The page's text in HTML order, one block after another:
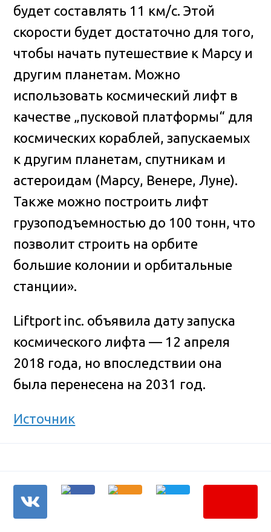
будет составлять 11 км/с. Этой
скорости будет достаточно для того,
чтобы начать путешествие к Марсу и
другим планетам. Можно
использовать космический лифт в
качестве „пусковой платформы“ для
космических кораблей, запускаемых
к другим планетам, спутникам и
астероидам (Марсу, Венере, Луне).
Также можно построить лифт
грузоподъемностью до 100 тонн, что
позволит строить на орбите
большие колонии и орбитальные
станции».
Liftport inc. объявила дату запуска
космического лифта — 12 апреля
2018 года, но впоследствии она
была перенесена на 2031 год.
Источник